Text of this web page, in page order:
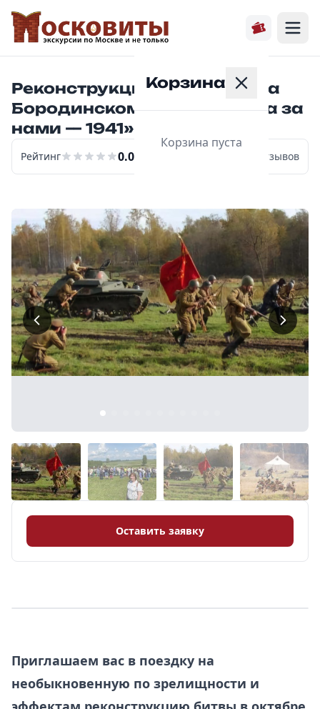
Главная
Экскурсии
О нас
Контакты
8 (968) 778-33-22
Корзина
Корзина пуста
Реконструкция сражения на
Бородинском поле «Москва за
нами — 1941»
Рейтинг 0.0 отзывов
Оставить заявку
Приглашаем вас в поездку на
необыкновенную по зрелищности и